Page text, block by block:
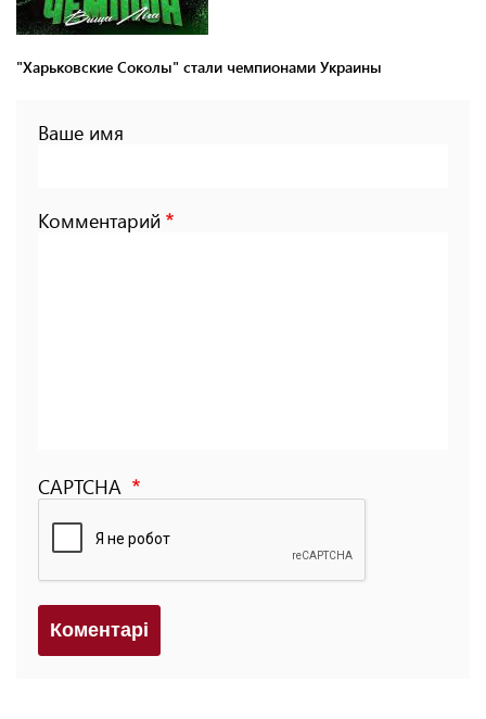
"Харьковские Соколы" стали чемпионами Украины
Ваше имя
Комментарий
CAPTCHA
Коментарi